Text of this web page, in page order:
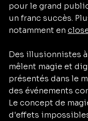
pour le grand
un franc succès.
notamment en
Des illusionnistes à
mêlent magie et
présentés dans le
des événements
Le concept de
d'effets